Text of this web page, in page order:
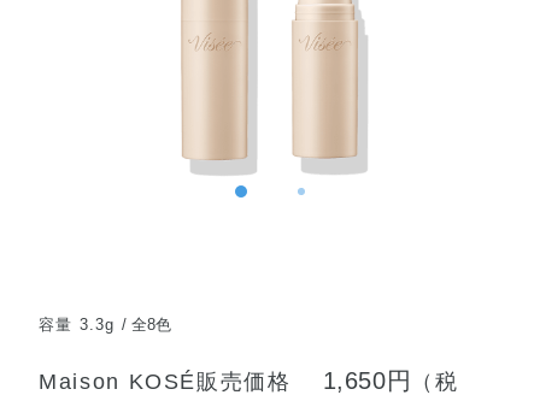
容量 3.3g 全8色
Maison KOSÉ販売価格 1,650円
（税